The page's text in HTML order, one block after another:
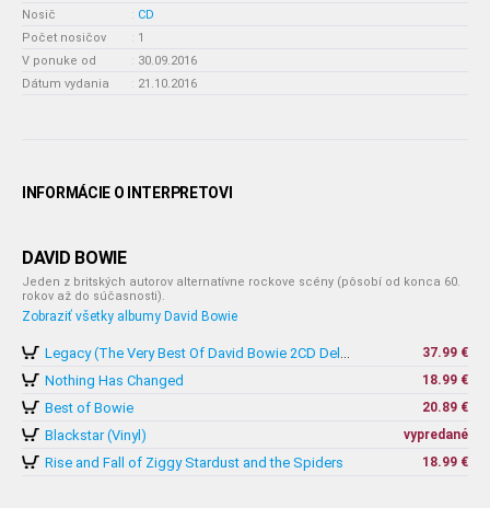
Nosič
: CD
Počet nosičov
: 1
V ponuke od
: 30.09.2016
Dátum vydania
: 21.10.2016
INFORMÁCIE O INTERPRETOVI
DAVID BOWIE
Jeden z britských autorov alternatívne rockove scény (pôsobí od konca 60.
rokov až do súčasnosti).
Zobraziť všetky albumy David Bowie
Legacy (The Very Best Of David Bowie 2CD Deluxe edition) 37.99 €
Nothing Has Changed 18.99 €
Best of Bowie 20.89 €
Blackstar (Vinyl) vypredané
Rise and Fall of Ziggy Stardust and the Spiders 18.99 €